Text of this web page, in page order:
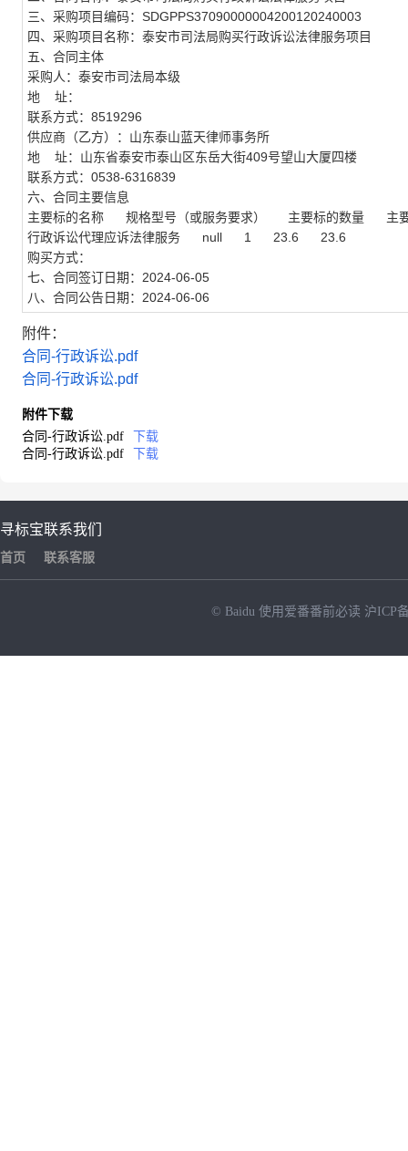
三、采购项目编码：SDGPPS37090000004200120240003
四、采购项目名称：泰安市司法局购买行政诉讼法律服务项目
五、合同主体
采购人：泰安市司法局本级
地 址：
联系方式：8519296
供应商（乙方）：山东泰山蓝天律师事务所
地 址：山东省泰安市泰山区东岳大街409号望山大厦四楼
联系方式：0538-6316839
六、合同主要信息
主要标的名称 规格型号（或服务要求） 主要标的数量 主
行政诉讼代理应诉法律服务 null 1 23.6 23.6
购买方式：
七、合同签订日期：2024-06-05
八、合同公告日期：2024-06-06
附件：
合同-行政诉讼.pdf
合同-行政诉讼.pdf
附件下载
合同-行政诉讼.pdf
下载
合同-行政诉讼.pdf
下载
寻标宝
首页
联系我们
联系客服
© Baidu 使用爱番番前必读 沪ICP